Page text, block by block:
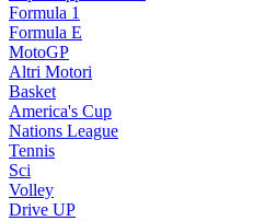
Formula 1
Formula E
MotoGP
Altri Motori
Basket
America's Cup
Nations League
Tennis
Sci
Volley
Drive UP